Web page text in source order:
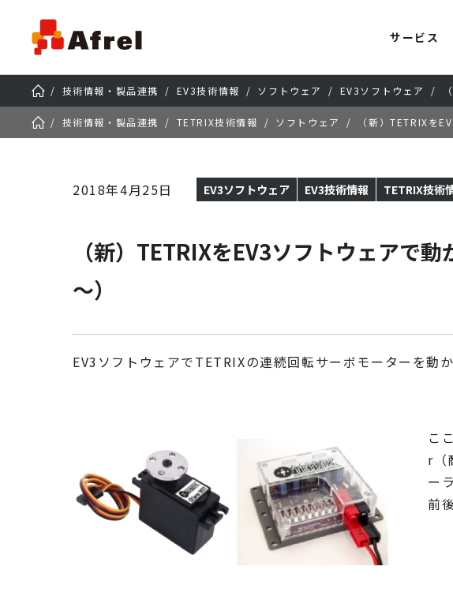
サービス
技術情報・製品連携 EV3技術情報 ソフトウェア EV3ソフトウェア
技術情報・製品連携 TETRIX技術情報 ソフトウェア （新）TETRIXを
2018年4月25日 EV3ソフトウェア EV3技術情報 TETRIX技術
（新）TETRIXをEV3ソフトウェアで
～）
EV3ソフトウェアでTETRIXの連続回転サーボモーターを動か
こ
r（
ー
前